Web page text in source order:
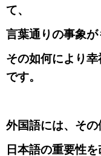
て、
言葉通りの事象が
その如何により
です。
外国語には、その
日本語の重要性